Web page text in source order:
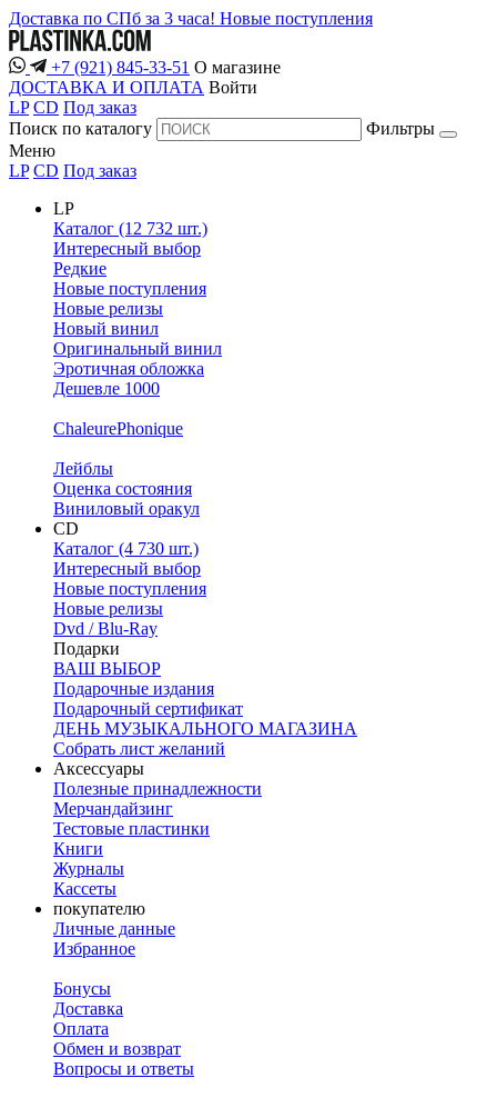
Доставка по СПб за 3 часа! Новые поступления
+7 (921) 845-33-51 О магазине
ДОСТАВКА И ОПЛАТА Войти
LP CD Под заказ
Поиск по каталогу
Фильтры
Меню
LP CD Под заказ
LP
Каталог (12 732 шт.)
Интересный выбор
Редкие
Новые поступления
Новые релизы
Новый винил
Оригинальный винил
Эротичная обложка
Дешевле 1000
ChaleurePhonique
Лейблы
Оценка состояния
Виниловый оракул
CD
Каталог (4 730 шт.)
Интересный выбор
Новые поступления
Новые релизы
Dvd / Blu-Ray
Подарки
ВАШ ВЫБОР
Подарочные издания
Подарочный сертификат
ДЕНЬ МУЗЫКАЛЬНОГО МАГАЗИНА
Собрать лист желаний
Аксессуары
Полезные принадлежности
Мерчандайзинг
Тестовые пластинки
Книги
Журналы
Кассеты
покупателю
Личные данные
Избранное
Бонусы
Доставка
Оплата
Обмен и возврат
Вопросы и ответы